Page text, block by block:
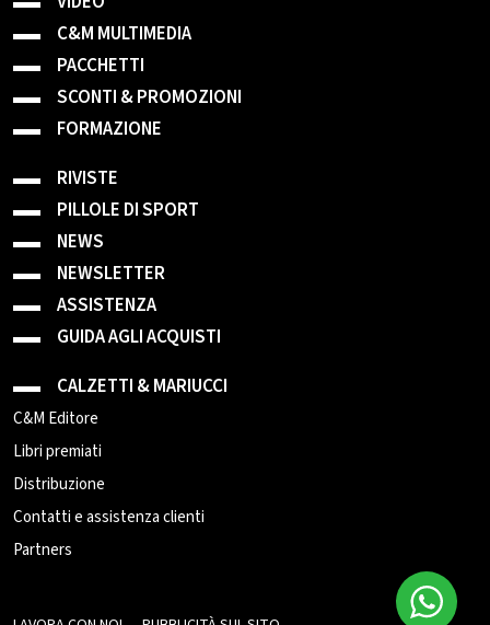
C&M MULTIMEDIA
PACCHETTI
SCONTI & PROMOZIONI
FORMAZIONE
RIVISTE
PILLOLE DI SPORT
NEWS
NEWSLETTER
ASSISTENZA
GUIDA AGLI ACQUISTI
CALZETTI & MARIUCCI
C&M Editore
Libri premiati
Distribuzione
Contatti e assistenza clienti
Partners